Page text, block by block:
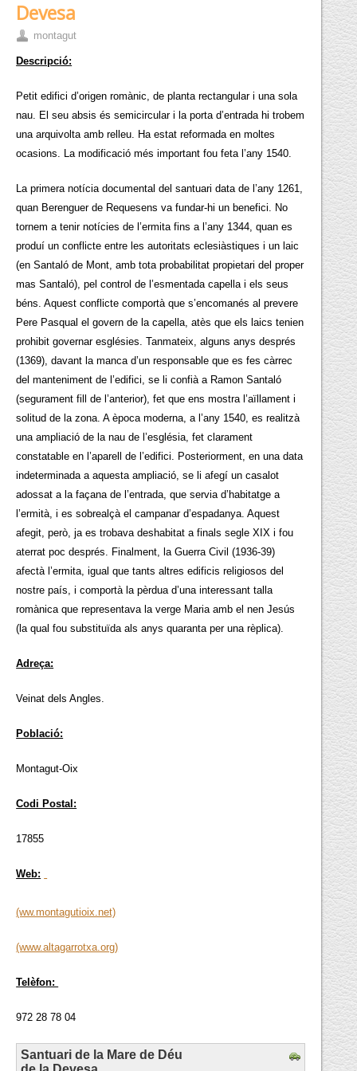
Devesa
montagut
Descripció:
Petit edifici d’origen romànic, de planta rectangular i una sola
nau. El seu absis és semicircular i la porta d’entrada hi trobem
una arquivolta amb relleu. Ha estat reformada en moltes
ocasions. La modificació més important fou feta l’any 1540.
La primera notícia documental del santuari data de l’any 1261,
quan Berenguer de Requesens va fundar-hi un benefici. No
tornem a tenir notícies de l’ermita fins a l’any 1344, quan es
produí un conflicte entre les autoritats eclesiàstiques i un laic
(en Santaló de Mont, amb tota probabilitat propietari del proper
mas Santaló), pel control de l’esmentada capella i els seus
béns. Aquest conflicte comportà que s’encomanés al prevere
Pere Pasqual el govern de la capella, atès que els laics tenien
prohibit governar esglésies. Tanmateix, alguns anys després
(1369), davant la manca d’un responsable que es fes càrrec
del manteniment de l’edifici, se li confià a Ramon Santaló
(segurament fill de l’anterior), fet que ens mostra l’aïllament i
solitud de la zona. A època moderna, a l’any 1540, es realitzà
una ampliació de la nau de l’església, fet clarament
constatable en l’aparell de l’edifici. Posteriorment, en una data
indeterminada a aquesta ampliació, se li afegí un casalot
adossat a la façana de l’entrada, que servia d’habitatge a
l’ermità, i es sobrealçà el campanar d’espadanya. Aquest
afegit, però, ja es trobava deshabitat a finals segle XIX i fou
aterrat poc després. Finalment, la Guerra Civil (1936-39)
afectà l’ermita, igual que tants altres edificis religiosos del
nostre país, i comportà la pèrdua d’una interessant talla
romànica que representava la verge Maria amb el nen Jesús
(la qual fou substituïda als anys quaranta per una rèplica).
Adreça:
Veinat dels Angles.
Població:
Montagut-Oix
Codi Postal:
17855
Web:
(ww.montagutioix.net)
(www.altagarrotxa.org)
Telèfon:
972 28 78 04
Santuari de la Mare de Déu